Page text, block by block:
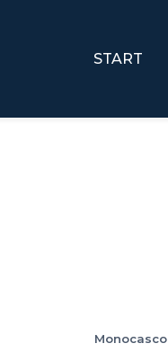
START
Monocasco